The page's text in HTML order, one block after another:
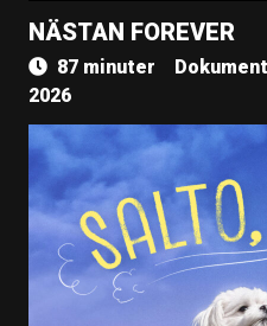
NÄSTAN FOREVER
87 minuter
2026